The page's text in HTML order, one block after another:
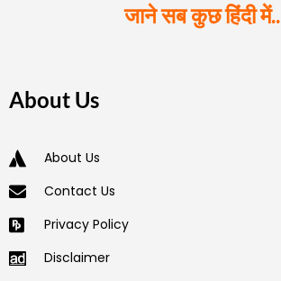
जाने सब कुछ हिंदी में..
About Us
About Us
Contact Us
Privacy Policy
Disclaimer